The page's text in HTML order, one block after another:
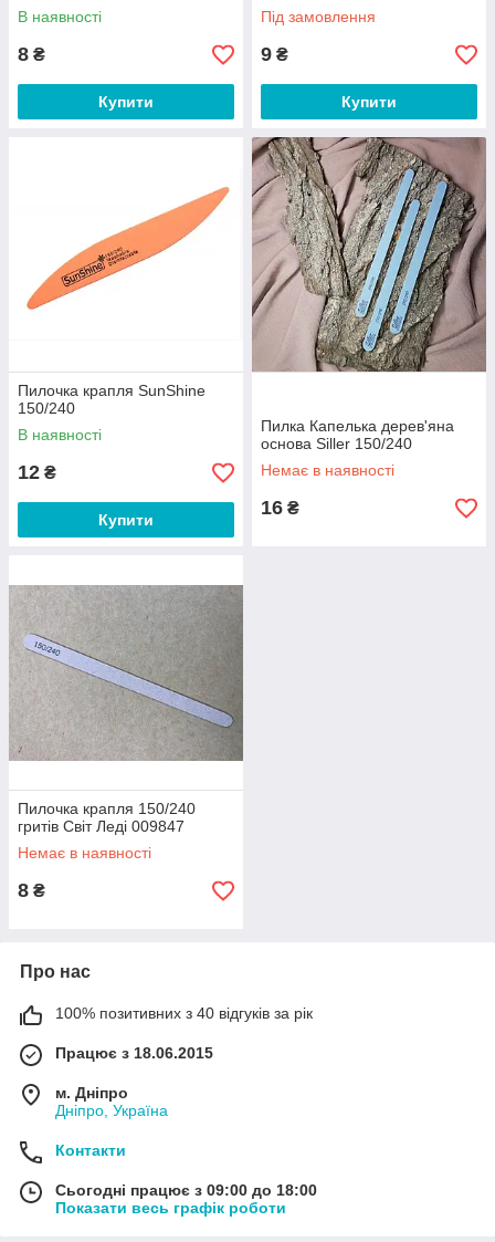
В наявності
8 ₴
Купити
Під замовлення
9 ₴
Купити
Пилочка крапля SunShine
150/240
В наявності
12 ₴
Купити
Пилка Капелька дерев'яна
основа Siller 150/240
Немає в наявності
16 ₴
Пилочка крапля 150/240
гритів Світ Леді 009847
Немає в наявності
8 ₴
Про нас
100% позитивних з 40 відгуків за рік
Працює з 18.06.2015
м. Дніпро
Дніпро, Україна
Контакти
Сьогодні працює з 09:00 до 18:00
Показати весь графік роботи